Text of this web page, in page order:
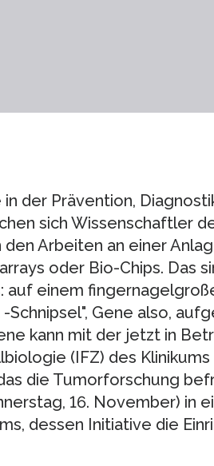
der Prävention,
sich Wissenschaftler
Arbeiten an einer
oder Bio-Chips. Das
auf einem
Gene also,
kann mit der jetzt in
(IFZ) des
die Tumorforschung
16. November) in
dessen Initiative die